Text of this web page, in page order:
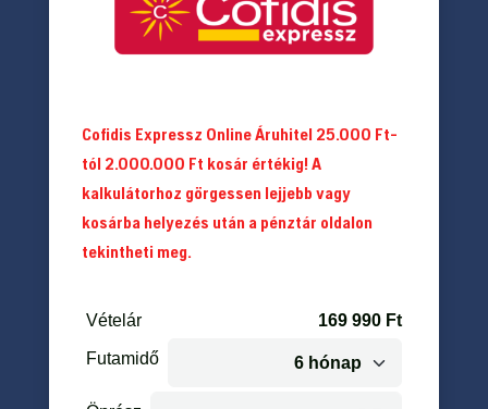
Cofidis Expressz Online Áruhitel 25.000 Ft-
tól 2.000.000 Ft kosár értékig! A
kalkulátorhoz görgessen lejjebb vagy
kosárba helyezés után a pénztár oldalon
tekintheti meg.